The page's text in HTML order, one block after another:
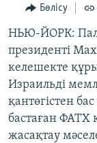
Search
ӘЛЕУМЕТ
ӘЛЕМ
АРНАЙЫ
Русский
ЖАЗЫЛЫҢЫЗ
Бөлісу
НЬЮ-ЙОРК:
президенті
келешекте
Израильді
қантөгістен
бастаған ФАТХ
жасақтау